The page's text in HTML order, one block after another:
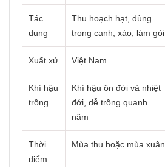
Tác
dụng
Thu hoạch hạt, dùng
trong canh, xào, làm gỏi
Xuất xứ Việt Nam
Khí hậu
trồng
Khí hậu ôn đới và nhiệt
đới, dễ trồng quanh
năm
Thời
điểm
Mùa thu hoặc mùa xuân